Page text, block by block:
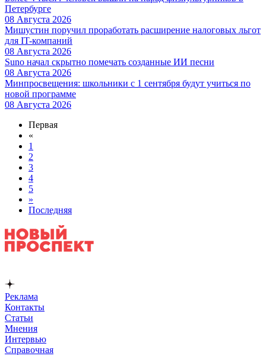
Петербурге
08 Августа 2026
Мишустин поручил проработать расширение налоговых льгот
для IT-компаний
08 Августа 2026
Suno начал скрытно помечать созданные ИИ песни
08 Августа 2026
Минпросвещения: школьники с 1 сентября будут учиться по
новой программе
08 Августа 2026
Первая
«
1
2
3
4
5
»
Последняя
Реклама
Контакты
Статьи
Мнения
Интервью
Справочная